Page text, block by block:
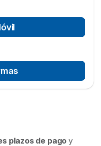
plazos de pago y